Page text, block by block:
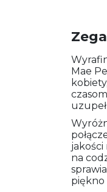
Mae
na
piękno